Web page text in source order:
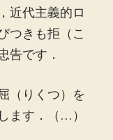
近代主義的ロ
つきも拒（こ
告です．
（りくつ）を
ます．（…）